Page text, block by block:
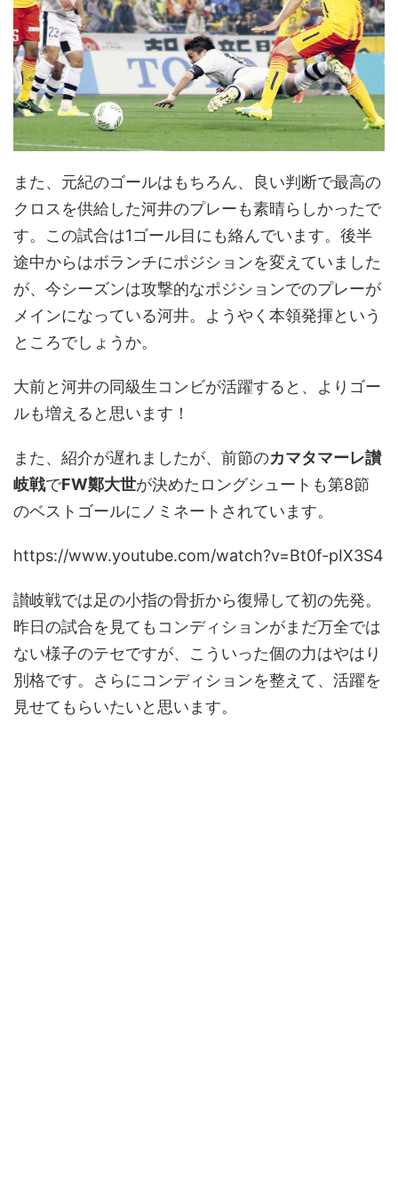
また、元紀のゴールはもちろん、良い判断で最高の
クロスを供給した河井のプレーも素晴らしかったで
す。この試合は1ゴール目にも絡んでいます。後半
途中からはボランチにポジションを変えていました
が、今シーズンは攻撃的なポジションでのプレーが
メインになっている河井。ようやく本領発揮という
ところでしょうか。
大前と河井の同級生コンビが活躍すると、よりゴー
ルも増えると思います！
また、紹介が遅れましたが、前節のカマタマーレ讃
岐戦でFW鄭大世が決めたロングシュートも第8節
のベストゴールにノミネートされています。
https://www.youtube.com/watch?v=Bt0f-pIX3S4
讃岐戦では足の小指の骨折から復帰して初の先発。
昨日の試合を見てもコンディションがまだ万全では
ない様子のテセですが、こういった個の力はやはり
別格です。さらにコンディションを整えて、活躍を
見せてもらいたいと思います。